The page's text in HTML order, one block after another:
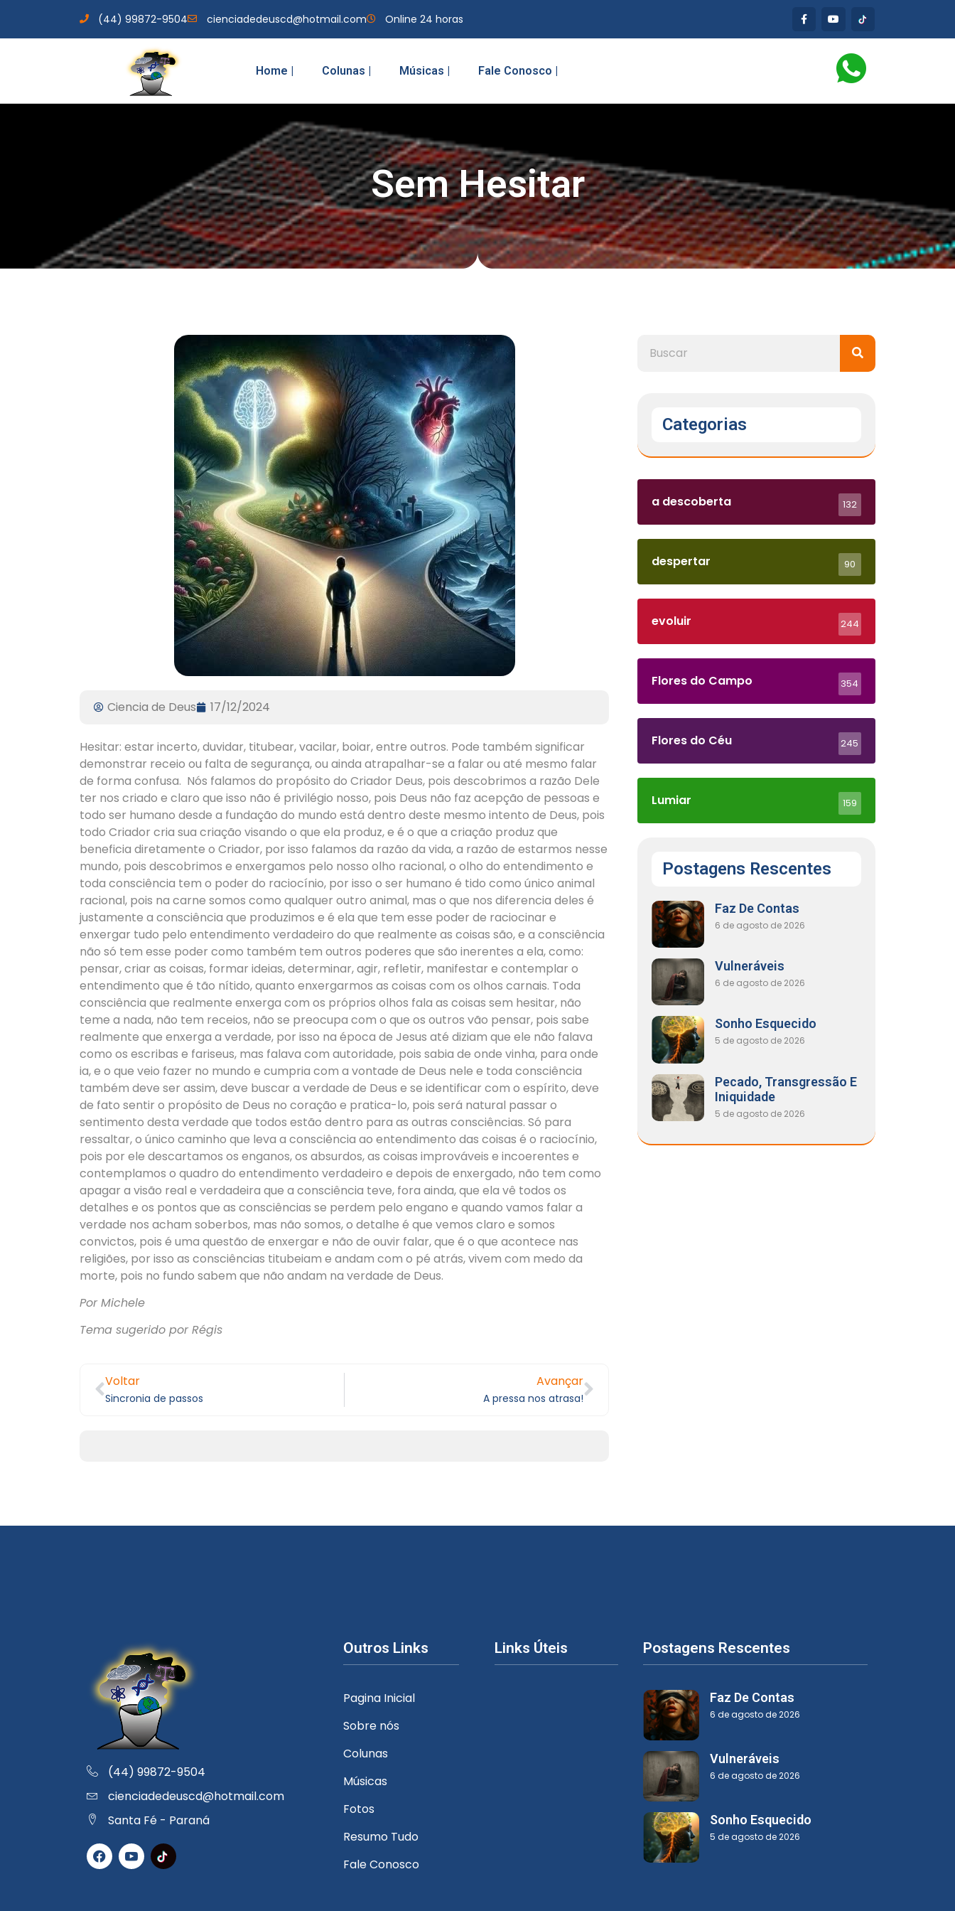
(44) 99872-9504 cienciadedeuscd@hotmail.com Online 24 horas
Home | Colunas | Músicas | Fale Conosco |
Sem Hesitar
Ciencia de Deus 17/12/2024
Hesitar: estar incerto, duvidar, titubear, vacilar, boiar, entre outros. Pode também significar
demonstrar receio ou falta de segurança, ou ainda atrapalhar-se a falar ou até mesmo falar
de forma confusa. Nós falamos do propósito do Criador Deus, pois descobrimos a razão Dele
ter nos criado e claro que isso não é privilégio nosso, pois Deus não faz acepção de pessoas e
todo ser humano desde a fundação do mundo está dentro deste mesmo intento de Deus, pois
todo Criador cria sua criação visando o que ela produz, e é o que a criação produz que
beneficia diretamente o Criador, por isso falamos da razão da vida, a razão de estarmos nesse
mundo, pois descobrimos e enxergamos pelo nosso olho racional, o olho do entendimento e
toda consciência tem o poder do raciocínio, por isso o ser humano é tido como único animal
racional, pois na carne somos como qualquer outro animal, mas o que nos diferencia deles é
justamente a consciência que produzimos e é ela que tem esse poder de raciocinar e
enxergar tudo pelo entendimento verdadeiro do que realmente as coisas são, e a consciência
não só tem esse poder como também tem outros poderes que são inerentes a ela, como:
pensar, criar as coisas, formar ideias, determinar, agir, refletir, manifestar e contemplar o
entendimento que é tão nítido, quanto enxergarmos as coisas com os olhos carnais. Toda
consciência que realmente enxerga com os próprios olhos fala as coisas sem hesitar, não
teme a nada, não tem receios, não se preocupa com o que os outros vão pensar, pois sabe
realmente que enxerga a verdade, por isso na época de Jesus até diziam que ele não falava
como os escribas e fariseus, mas falava com autoridade, pois sabia de onde vinha, para onde
ia, e o que veio fazer no mundo e cumpria com a vontade de Deus nele e toda consciência
também deve ser assim, deve buscar a verdade de Deus e se identificar com o espírito, deve
de fato sentir o propósito de Deus no coração e pratica-lo, pois será natural passar o
sentimento desta verdade que todos estão dentro para as outras consciências. Só para
ressaltar, o único caminho que leva a consciência ao entendimento das coisas é o raciocínio,
pois por ele descartamos os enganos, os absurdos, as coisas improváveis e incoerentes e
contemplamos o quadro do entendimento verdadeiro e depois de enxergado, não tem como
apagar a visão real e verdadeira que a consciência teve, fora ainda, que ela vê todos os
detalhes e os pontos que as consciências se perdem pelo engano e quando vamos falar a
verdade nos acham soberbos, mas não somos, o detalhe é que vemos claro e somos
convictos, pois é uma questão de enxergar e não de ouvir falar, que é o que acontece nas
religiões, por isso as consciências titubeiam e andam com o pé atrás, vivem com medo da
morte, pois no fundo sabem que não andam na verdade de Deus.
Por Michele
Tema sugerido por Régis
Voltar
Sincronia de passos
Avançar
A pressa nos atrasa!
Categorias
a descoberta 132
despertar 90
evoluir 244
Flores do Campo 354
Flores do Céu 245
Lumiar 159
Postagens Rescentes
Faz De Contas
6 de agosto de 2026
Vulneráveis
6 de agosto de 2026
Sonho Esquecido
5 de agosto de 2026
Pecado, Transgressão E
Iniquidade
5 de agosto de 2026
(44) 99872-9504
cienciadedeuscd@hotmail.com
Santa Fé - Paraná
Outros Links
Pagina Inicial
Sobre nós
Colunas
Músicas
Fotos
Resumo Tudo
Fale Conosco
Links Úteis Postagens Rescentes
Faz De Contas
6 de agosto de 2026
Vulneráveis
6 de agosto de 2026
Sonho Esquecido
5 de agosto de 2026